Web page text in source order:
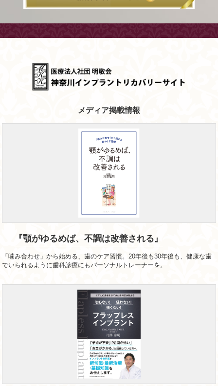
メディア掲載情報
『顎がゆるめば、不調は改善される』
「噛み合わせ」から始める、歯のケア習慣。20年後も30年後も、健康な歯
でいられるように歯科診療にもパーソナルトレーナーを。